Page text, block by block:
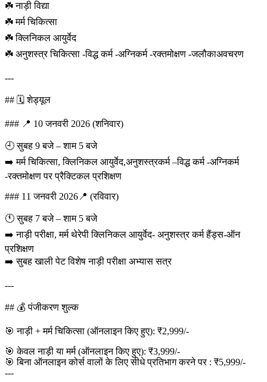
☘️ नाड़ी विद्या
☘️ मर्म चिकित्सा
☘️ क्लिनिकल आयुर्वेद
☘️ अनुशस्त्र चिकित्सा -विद्ध कर्म -अग्निकर्म -रक्तमोक्षण -जलौकाअवचरण
---
## 🗓️ शेड्यूल
### 📍 10 जनवरी 2026 (शनिवार)
🕘 सुबह 9 बजे – शाम 5 बजे
➡️ मर्म चिकित्सा, क्लिनिकल आयुर्वेद,अनुशस्त्रकर्म –विद्ध कर्म -अग्निकर्म
-रक्तमोक्षण पर प्रैक्टिकल प्रशिक्षण
### 11 जनवरी 2026📍 (रविवार)
🕚 सुबह 7 बजे – शाम 5 बजे
➡️ नाड़ी परीक्षा, मर्म थेरेपी क्लिनिकल आयुर्वेद- अनुशस्त्र कर्म हैंड्स-ऑन
प्रशिक्षण
➡️ सुबह खाली पेट विशेष नाड़ी परीक्षा अभ्यास सत्र
---
## 💰 पंजीकरण शुल्क
🎯 नाड़ी + मर्म चिकित्सा (ऑनलाइन किए हुए): ₹2,999/-
🎯 केवल नाड़ी या मर्म (ऑनलाइन किए हुए): ₹3,999/-
🎯 बिना ऑनलाइन कोर्स वालों के लिए सीधे प्रतिभाग करने पर : ₹5,999/-
---